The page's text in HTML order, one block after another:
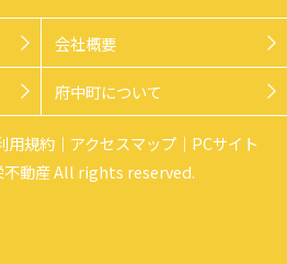
会社概要
府中町について
用規約 アクセスマップ
PCサイト
不動産 All rights reserved.